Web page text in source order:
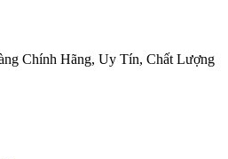
Chính Hãng, Uy Tín, Chất Lượng